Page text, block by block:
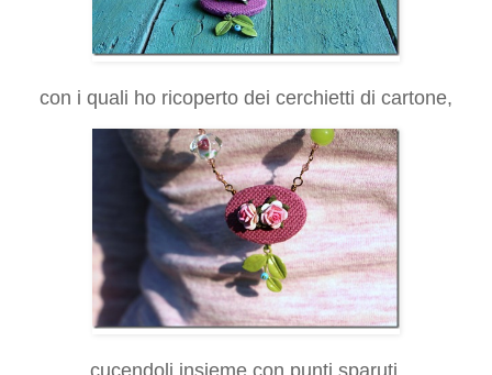
con i quali ho ricoperto dei cerchietti di cartone,
cucendoli insieme con punti sparuti.